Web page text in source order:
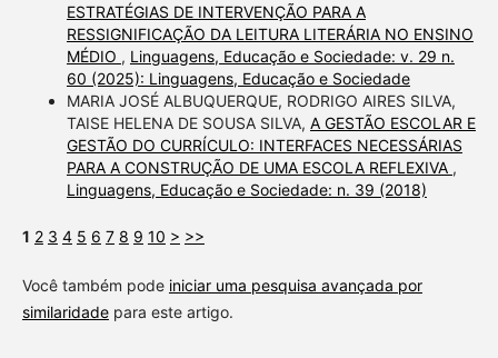
ESTRATÉGIAS DE INTERVENÇÃO PARA A
RESSIGNIFICAÇÃO DA LEITURA LITERÁRIA NO ENSINO
MÉDIO , Linguagens, Educação e Sociedade: v. 29 n.
60 (2025): Linguagens, Educação e Sociedade
MARIA JOSÉ ALBUQUERQUE, RODRIGO AIRES SILVA,
TAISE HELENA DE SOUSA SILVA, A GESTÃO ESCOLAR E
GESTÃO DO CURRÍCULO: INTERFACES NECESSÁRIAS
PARA A CONSTRUÇÃO DE UMA ESCOLA REFLEXIVA ,
Linguagens, Educação e Sociedade: n. 39 (2018)
1 2 3 4 5 6 7 8 9 10 > >>
Você também pode iniciar uma pesquisa avançada por
similaridadepara este artigo.